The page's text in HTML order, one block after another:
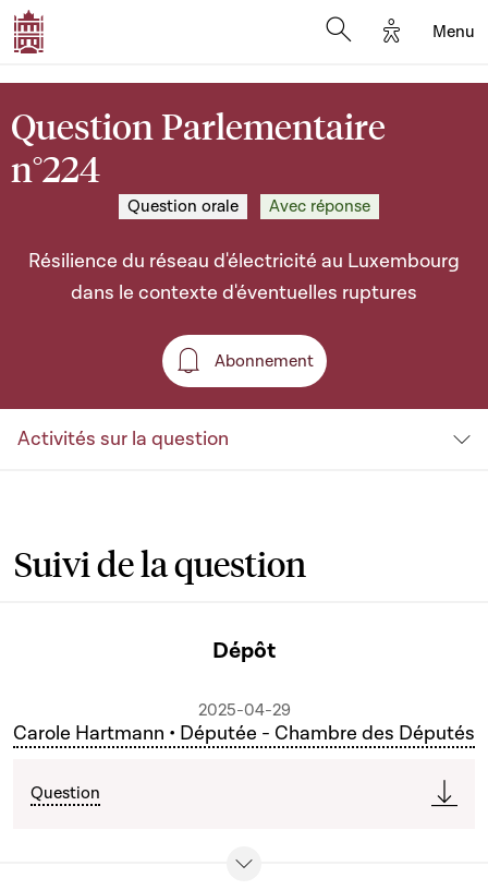
Options
Menu
Question Parlementaire
n°224
Question orale Avec réponse
Résilience du réseau d'électricité au Luxembourg
dans le contexte d'éventuelles ruptures
Abonnement
Abonnement
Activités sur la question
Suivi de la question
Dépôt
2025-04-29
Carole Hartmann • Députée - Chambre des Députés
Question